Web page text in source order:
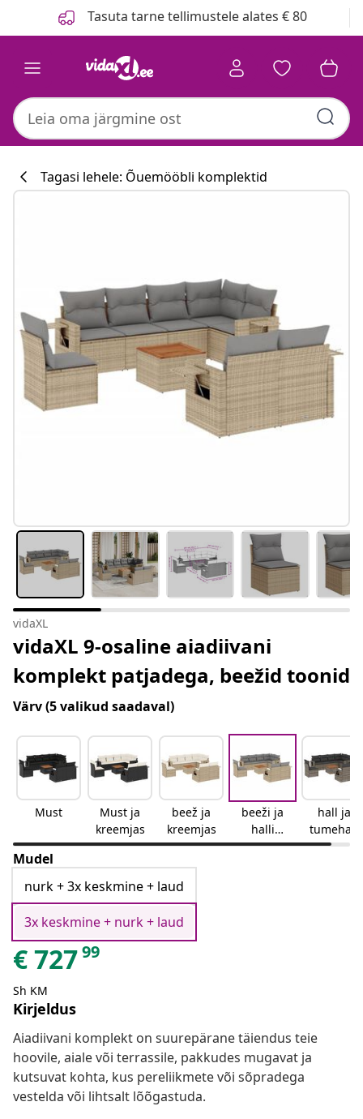
Tasuta tarne tellimustele alates € 80
#sharemevidaxl
Tagasi lehele: Õuemööbli komplektid
vidaXL
vidaXL 9-osaline aiadiivani
komplekt patjadega, beežid toonid
Värv(5 valikud saadaval)
Must
Must ja
kreemjas
beež ja
kreemjas
beeži ja
halli
segu
hall ja
tumehall
Mudel
nurk + 3x keskmine + laud
3x keskmine + nurk + laud
€72799
Sh KM
Kirjeldus
Aiadiivani komplekt on suurepärane täiendus teie
hoovile, aiale või terrassile, pakkudes mugavat ja
kutsuvat kohta, kus pereliikmete või sõpradega
vestelda või lihtsalt lõõgastuda.